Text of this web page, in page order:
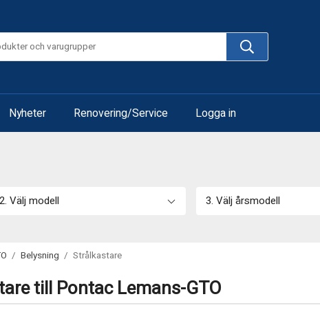
Nyheter Renovering/Service Logga in
2. Välj modell 3. Välj årsmodell
/ Belysning / Strålkastare
till Pontac Lemans-GTO